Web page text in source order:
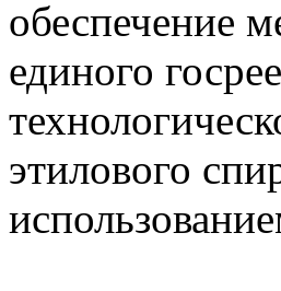
обеспечение
единого
этилового